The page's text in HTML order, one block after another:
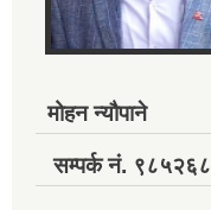
मोहन न्यौपाने
सम्पर्क नं.